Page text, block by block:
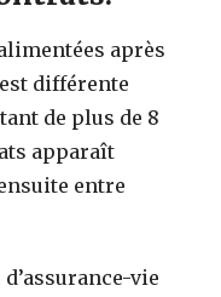
après
différente
de plus de 8
apparaît
entre
vie